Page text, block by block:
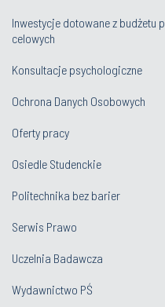
Inwestycje dotowane z budżetu
celowych
Konsultacje psychologiczne
Ochrona Danych Osobowych
Oferty pracy
Osiedle Studenckie
Politechnika bez barier
Serwis Prawo
Uczelnia Badawcza
Wydawnictwo PŚ